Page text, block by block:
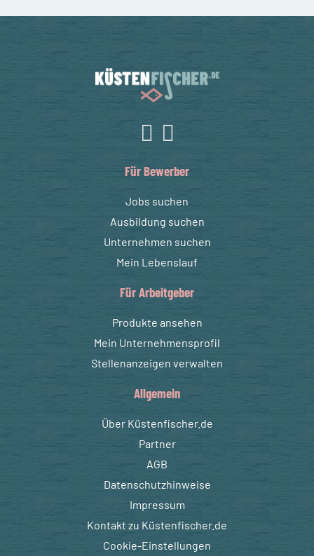
Für Bewerber
Jobs suchen
Ausbildung suchen
Unternehmen suchen
Mein Lebenslauf
Für Arbeitgeber
Produkte ansehen
Mein Unternehmensprofil
Stellenanzeigen verwalten
Allgemein
Über Küstenfischer.de
Partner
AGB
Datenschutzhinweise
Impressum
Kontakt zu Küstenfischer.de
Cookie-Einstellungen